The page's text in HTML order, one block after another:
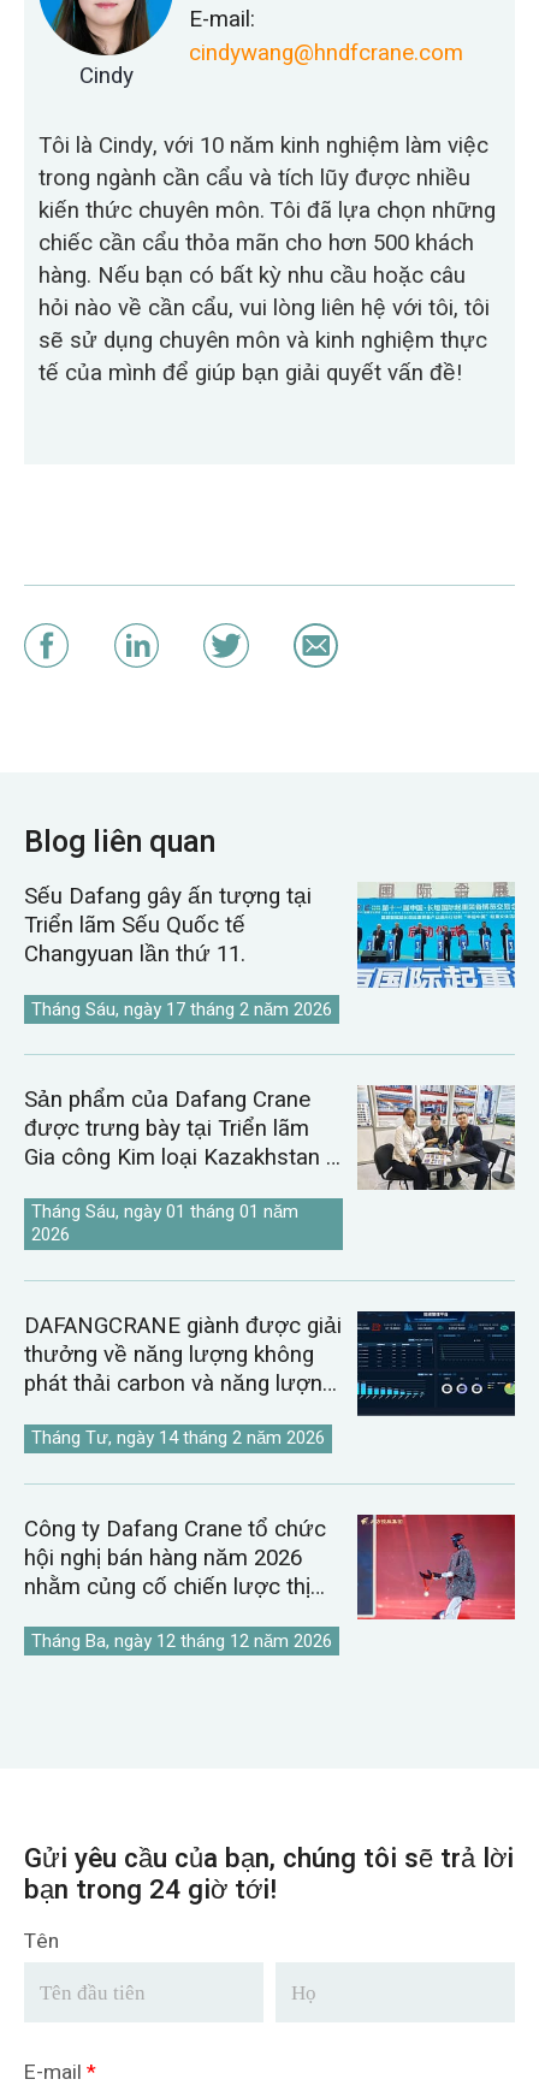
Cindy
E-mail:
cindywang@hndfcrane.com
Tôi là Cindy, với 10 năm kinh nghiệm làm việc
trong ngành cần cẩu và tích lũy được nhiều
kiến thức chuyên môn. Tôi đã lựa chọn những
chiếc cần cẩu thỏa mãn cho hơn 500 khách
hàng. Nếu bạn có bất kỳ nhu cầu hoặc câu
hỏi nào về cần cẩu, vui lòng liên hệ với tôi, tôi
sẽ sử dụng chuyên môn và kinh nghiệm thực
tế của mình để giúp bạn giải quyết vấn đề!
Blog liên quan
Sếu Dafang gây ấn tượng tại
Triển lãm Sếu Quốc tế
Changyuan lần thứ 11.
Tháng Sáu, ngày 17 tháng 2 năm 2026
Sản phẩm của Dafang Crane
được trưng bày tại Triển lãm
Gia công Kim loại Kazakhstan &
Tháng Sáu, ngày 01 tháng 01 năm
2026
DAFANGCRANE giành được giải
thưởng về năng lượng không
phát thải carbon và năng lượng
Tháng Tư, ngày 14 tháng 2 năm 2026
Công ty Dafang Crane tổ chức
hội nghị bán hàng năm 2026
nhằm củng cố chiến lược thị
Tháng Ba, ngày 12 tháng 12 năm 2026
Gửi yêu cầu của bạn, chúng tôi sẽ trả lời
bạn trong 24 giờ tới!
Tên
E-mail *